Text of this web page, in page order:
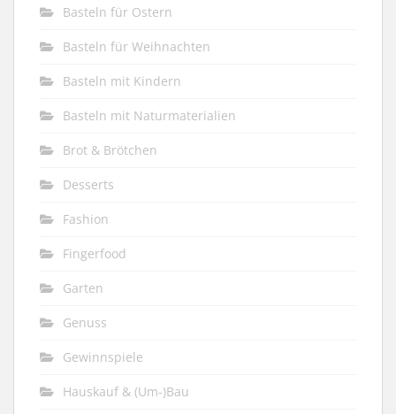
Basteln für Ostern
Basteln für Weihnachten
Basteln mit Kindern
Basteln mit Naturmaterialien
Brot & Brötchen
Desserts
Fashion
Fingerfood
Garten
Genuss
Gewinnspiele
Hauskauf & (Um-)Bau